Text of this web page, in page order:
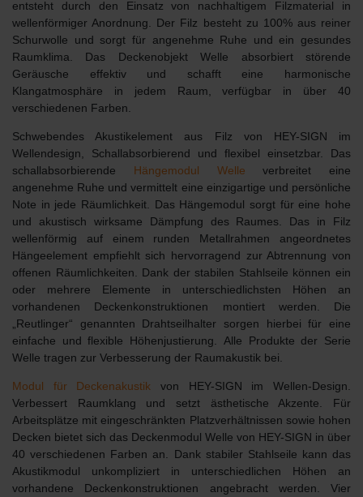
entsteht durch den Einsatz von nachhaltigem Filzmaterial in
wellenförmiger Anordnung. Der Filz besteht zu 100% aus reiner
Schurwolle und sorgt für angenehme Ruhe und ein gesundes
Raumklima. Das Deckenobjekt Welle absorbiert störende
Geräusche effektiv und schafft eine harmonische
Klangatmosphäre in jedem Raum, verfügbar in über 40
verschiedenen Farben.
Schwebendes Akustikelement aus Filz von HEY-SIGN im
Wellendesign, Schallabsorbierend und flexibel einsetzbar. Das
schallabsorbierende Hängemodul Welle verbreitet eine
angenehme Ruhe und vermittelt eine einzigartige und persönliche
Note in jede Räumlichkeit. Das Hängemodul sorgt für eine hohe
und akustisch wirksame Dämpfung des Raumes. Das in Filz
wellenförmig auf einem runden Metallrahmen angeordnetes
Hängeelement empfiehlt sich hervorragend zur Abtrennung von
offenen Räumlichkeiten. Dank der stabilen Stahlseile können ein
oder mehrere Elemente in unterschiedlichsten Höhen an
vorhandenen Deckenkonstruktionen montiert werden. Die
„Reutlinger“ genannten Drahtseilhalter sorgen hierbei für eine
einfache und flexible Höhenjustierung. Alle Produkte der Serie
Welle tragen zur Verbesserung der Raumakustik bei.
Modul für Deckenakustik von HEY-SIGN im Wellen-Design.
Verbessert Raumklang und setzt ästhetische Akzente. Für
Arbeitsplätze mit eingeschränkten Platzverhältnissen sowie hohen
Decken bietet sich das Deckenmodul Welle von HEY-SIGN in über
40 verschiedenen Farben an. Dank stabiler Stahlseile kann das
Akustikmodul unkompliziert in unterschiedlichen Höhen an
vorhandene Deckenkonstruktionen angebracht werden. Vier